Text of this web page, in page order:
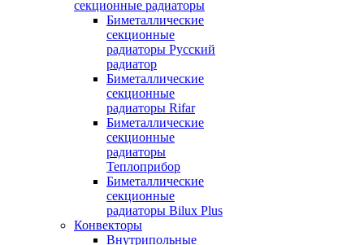
секционные радиаторы
Биметаллические
секционные
радиаторы Русский
радиатор
Биметаллические
секционные
радиаторы Rifar
Биметаллические
секционные
радиаторы
Теплоприбор
Биметаллические
секционные
радиаторы Bilux Plus
Конвекторы
Внутрипольные